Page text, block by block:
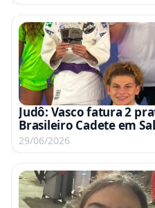
Judô: Vasco fatura 2
Brasileiro Cadete em
29/06/2026